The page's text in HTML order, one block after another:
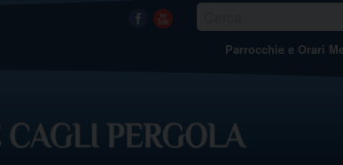
Facebook
Youtube
Parrocchie e Orari